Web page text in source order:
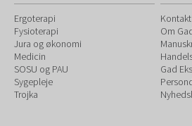
Ergoterapi
Fysioterapi
Jura og økonomi
Medicin
SOSU og PAU
Sygepleje
Trojka
Kontakt
Om
Gad